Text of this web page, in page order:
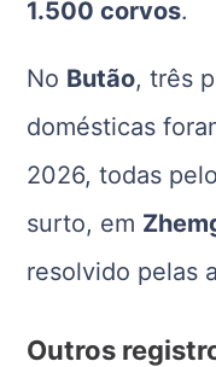
1.500 corvos.
No Butão, três
domésticas
2026, todas
surto, em
resolvido pelas
Outros